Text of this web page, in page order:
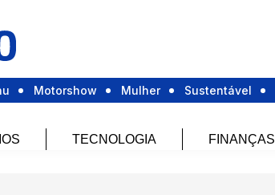
Motorshow Mulher Sustentável
TECNOLOGIA FINANÇAS